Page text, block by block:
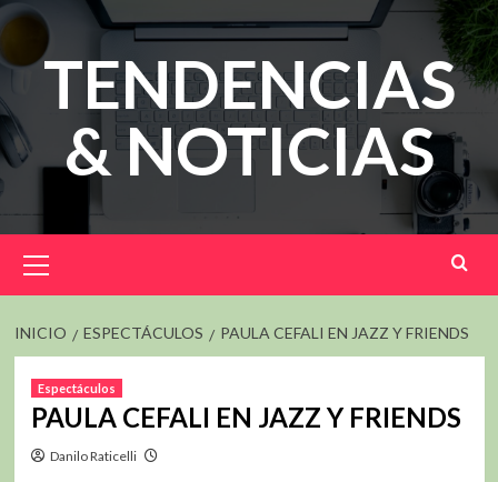
Saltar
contenidoTENDENCIAS
& NOTICIAS
principal
INICIO ESPECTÁCULOS PAULA CEFALI EN JAZZ Y FRIENDS
Espectáculos
PAULA CEFALI EN JAZZ Y FRIENDS
Danilo Raticelli